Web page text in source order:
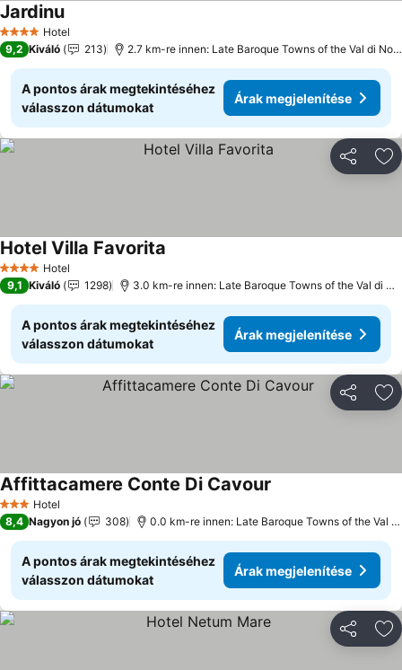
4 KategóriaHotel
Jardinu
9,2 Kiváló 213 2.7 km-re innen: Late Baroque Towns of the Val di Noto
A pontos árak megtekintéséhez
válasszon dátumokat
Árak megjelenítése
4 KategóriaHotel
Hotel Villa Favorita
9,1 Kiváló 1298 3.0 km-re innen: Late Baroque Towns of the Val di Noto
A pontos árak megtekintéséhez
válasszon dátumokat
Árak megjelenítése
3 Kategória
Hotel
Affittacamere Conte Di Cavour
8,4 Nagyon jó 308 0.0 km-re innen: Late Baroque Towns of the Val di Noto
A pontos árak megtekintéséhez
válasszon dátumokat
Árak megjelenítése